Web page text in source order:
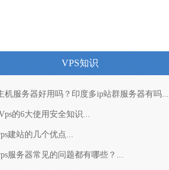
VPS知识
机服务器好用吗？印度多ip站群服务器有吗...
的6大使用安全知识...
建站的几个优点...
服务器常见的问题都有哪些？...